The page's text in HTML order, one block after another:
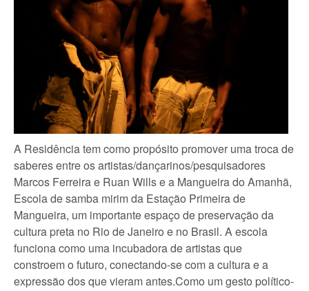
A Residência tem como propósito promover uma troca de
saberes entre os artistas/dançarinos/pesquisadores
Marcos Ferreira e Ruan Wills e a Mangueira do Amanhã,
Escola de samba mirim da Estação Primeira de
Mangueira, um importante espaço de preservação da
cultura preta no Rio de Janeiro e no Brasil. A escola
funciona como uma incubadora de artistas que
constroem o futuro, conectando-se com a cultura e a
expressão dos que vieram antes.Como um gesto político-